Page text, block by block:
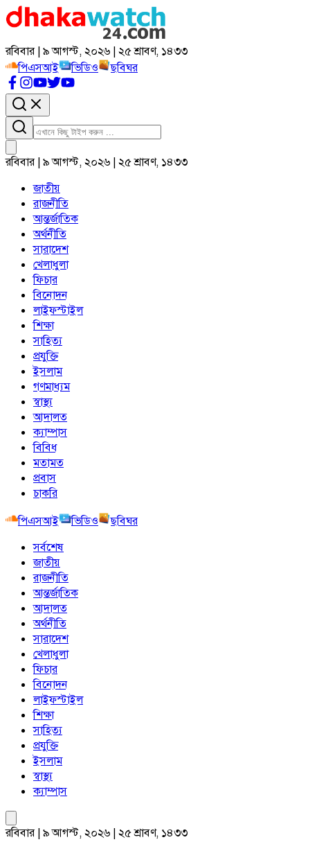
রবিবার | ৯ আগস্ট, ২০২৬ | ২৫ শ্রাবণ, ১৪৩৩
পিএসআই
ভিডিও ছবিঘর
রবিবার | ৯ আগস্ট, ২০২৬ | ২৫ শ্রাবণ, ১৪৩৩
জাতীয়
রাজনীতি
আন্তর্জাতিক
অর্থনীতি
সারাদেশ
খেলাধুলা
ফিচার
বিনোদন
লাইফস্টাইল
শিক্ষা
সাহিত্য
প্রযুক্তি
ইসলাম
গণমাধ্যম
স্বাস্থ্য
আদালত
ক্যাম্পাস
বিবিধ
মতামত
প্রবাস
চাকরি
পিএসআই
ভিডিও
ছবিঘর
সর্বশেষ
জাতীয়
রাজনীতি
আন্তর্জাতিক
আদালত
অর্থনীতি
সারাদেশ
খেলাধুলা
ফিচার
বিনোদন
লাইফস্টাইল
শিক্ষা
সাহিত্য
প্রযুক্তি
ইসলাম
স্বাস্থ্য
ক্যাম্পাস
রবিবার | ৯ আগস্ট, ২০২৬ | ২৫ শ্রাবণ, ১৪৩৩